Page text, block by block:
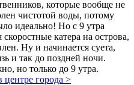
которые вообще не
чистотой воды, потому
идеально! Но с 9 утра
катера на острова,
Ну и начинается суета,
и так до поздней ночи.
но только до 9 утра.
города >